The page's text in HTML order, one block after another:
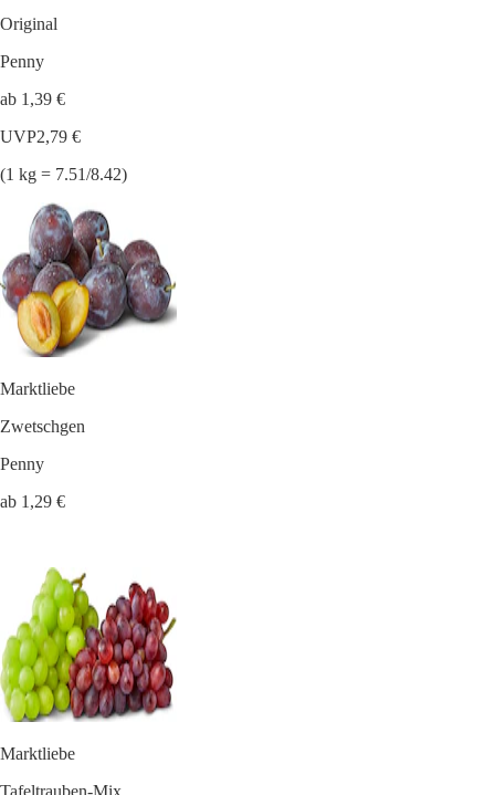
Original
Penny
ab 1,39 €
UVP2,79 €
(1 kg = 7.51/8.42)
Marktliebe
Zwetschgen
Penny
ab 1,29 €
Marktliebe